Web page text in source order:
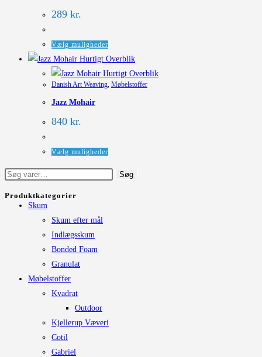
vælges
289 kr.
Vælg muligheder
vare
har
flere
vælges
varesiden
Hurtigt Overblik
Hurtigt Overblik
Danish Art Weaving, Møbelstoffer
Jazz Mohair
840 kr.
Vælg muligheder
har
Søg
Søg
Produktkategorier
Skum
Skum efter mål
Indlægsskum
Bonded Foam
Granulat
Møbelstoffer
Kvadrat
Outdoor
Kjellerup Væveri
Cotil
Gabriel